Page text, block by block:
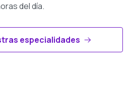
del día.
especialidades